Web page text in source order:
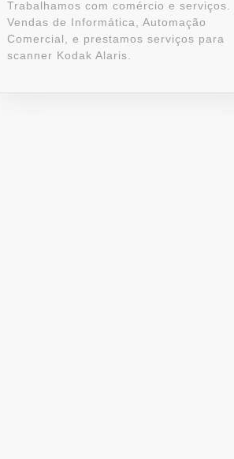
Trabalhamos com comércio e serviços.
Vendas de Informática, Automação
Comercial, e prestamos serviços para
scanner Kodak Alaris.